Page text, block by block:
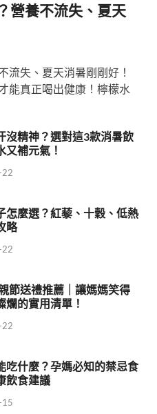
營養不流失、夏天
流失、夏天消暑剛剛好！
能真正喝出健康！檸檬水
沒精神？選對這3款消暑飲
又補元氣！
怎麼選？紅藜、十穀、低熱
略
節送禮推薦｜讓媽媽笑得
爛的實用清單！
吃什麼？孕媽必知的禁忌食
飲食建議